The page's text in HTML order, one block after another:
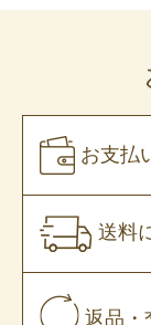
お支払
送料
返品・